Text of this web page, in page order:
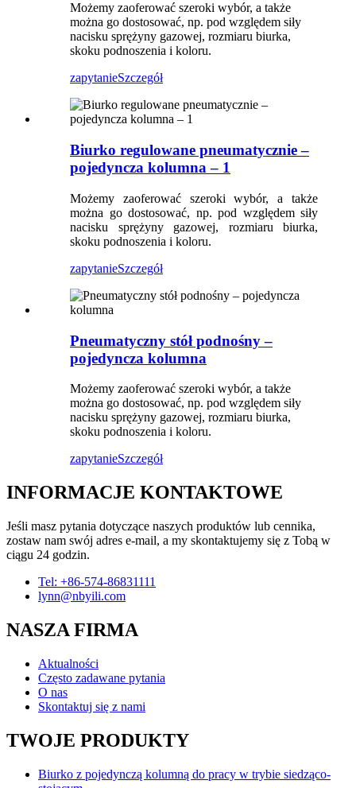
Możemy zaoferować szeroki wybór, a także
można go dostosować, np. pod względem siły
nacisku sprężyny gazowej, rozmiaru biurka,
skoku podnoszenia i koloru.
zapytanieSzczegół
Biurko regulowane pneumatycznie –
pojedyncza kolumna – 1
Możemy zaoferować szeroki wybór, a także
można go dostosować, np. pod względem siły
nacisku sprężyny gazowej, rozmiaru biurka,
skoku podnoszenia i koloru.
zapytanieSzczegół
Pneumatyczny stół podnośny –
pojedyncza kolumna
Możemy zaoferować szeroki wybór, a także
można go dostosować, np. pod względem siły
nacisku sprężyny gazowej, rozmiaru biurka,
skoku podnoszenia i koloru.
zapytanieSzczegół
INFORMACJE KONTAKTOWE
Jeśli masz pytania dotyczące naszych produktów lub cennika,
zostaw nam swój adres e-mail, a my skontaktujemy się z Tobą w
ciągu 24 godzin.
Tel: +86-574-86831111
lynn@nbyili.com
NASZA FIRMA
Aktualności
Często zadawane pytania
O nas
Skontaktuj się z nami
TWOJE PRODUKTY
Biurko z pojedynczą kolumną do pracy w trybie siedząco-